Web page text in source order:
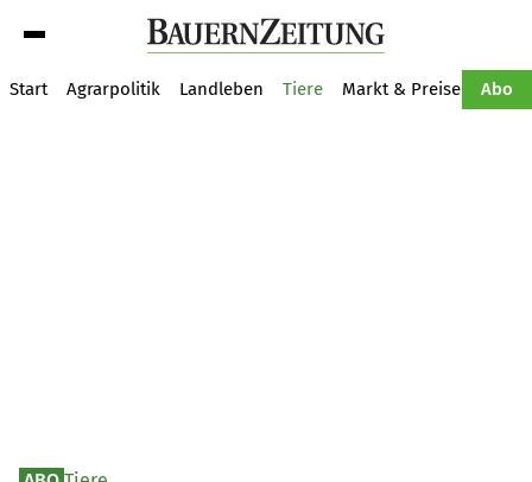
Start Agrarpolitik Landleben Tiere Markt & Preise Abo